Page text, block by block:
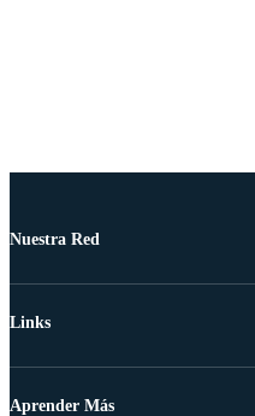
Nuestra Red
Links
Aprender Más